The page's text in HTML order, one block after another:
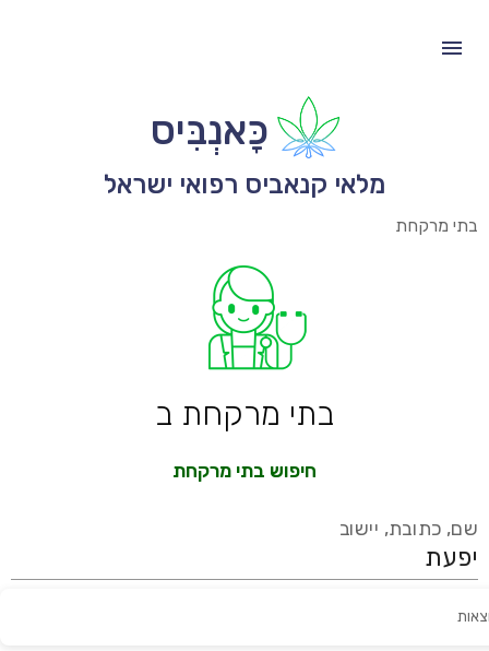
כָּאנְבִּיס
מלאי קנאביס רפואי ישראל
בתי מרקחת
בתי מרקחת ב
חיפוש בתי מרקחת
שם, כתובת, יישוב